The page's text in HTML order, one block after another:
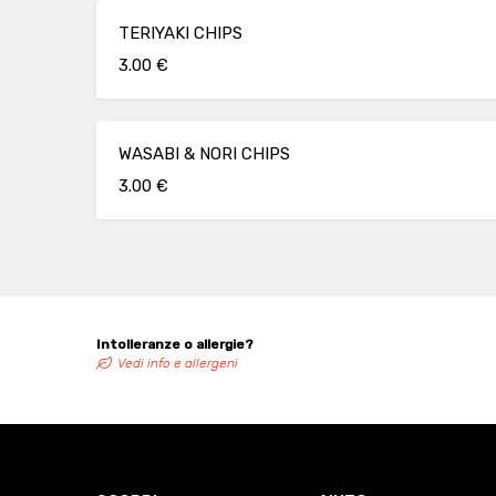
TERIYAKI CHIPS
3.00 €
WASABI & NORI CHIPS
3.00 €
Intolleranze o allergie?
Vedi info e allergeni